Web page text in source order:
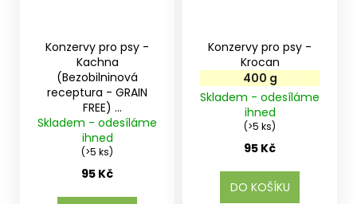
Konzervy pro psy -
Kachna
(Bezobilninová
receptura - GRAIN
400 g
Skladem - odesíláme
ihned
(>5 ks)
95 Kč
Konzervy pro psy -
400 g
Skladem - odesíláme
ihned
(>5 ks)
95 Kč
DO KOŠÍKU